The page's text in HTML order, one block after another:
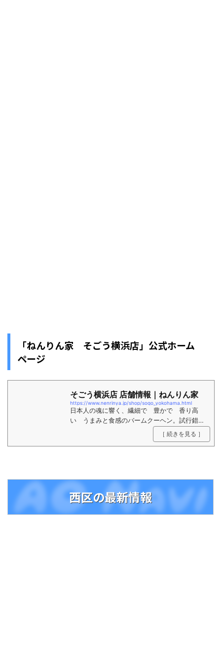
「ねんりん家 そごう横浜店」公式ホーム
ページ
そごう横浜店 店舗情報｜ねんりん家
https://www.nenrinya.jp/shop/sogo_yokohama.html
日本人の魂に響く、繊細で 豊かで 香り高
い うまみと食感のバームクーヘン。試行錯誤
の先に、私達の理想を実現した一竿にたどりつ
きました。幾層もの年輪にこめた、私達の長い
［ 続きを見る ］
西区の最新情報